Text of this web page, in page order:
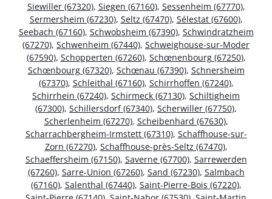
Siewiller (67320), Siegen (67160), Sessenheim (67770),
Sermersheim (67230), Seltz (67470), Sélestat (67600),
Seebach (67160), Schwobsheim (67390), Schwindratzheim
(67270), Schwenheim (67440), Schweighouse-sur-Moder
(67590), Schopperten (67260), Schœnenbourg (67250),
Schœnbourg (67320), Schœnau (67390), Schnersheim
(67370), Schleithal (67160), Schirrhoffen (67240),
Schirrhein (67240), Schirmeck (67130), Schiltigheim
(67300), Schillersdorf (67340), Scherwiller (67750),
Scherlenheim (67270), Scheibenhard (67630),
Scharrachbergheim-Irmstett (67310), Schaffhouse-sur-
Zorn (67270), Schaffhouse-près-Seltz (67470),
Schaeffersheim (67150), Saverne (67700), Sarrewerden
(67260), Sarre-Union (67260), Sand (67230), Salmbach
(67160), Salenthal (67440), Saint-Pierre-Bois (67220),